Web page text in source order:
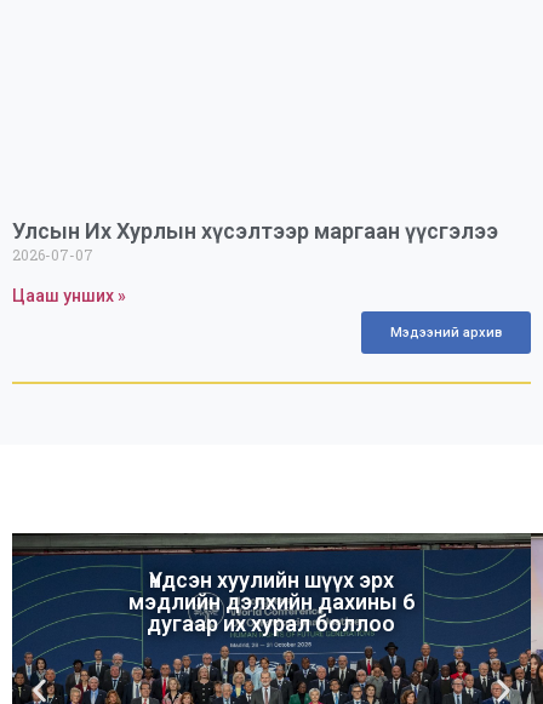
Улсын Их Хурлын хүсэлтээр маргаан үүсгэлээ
2026-07-07
Цааш унших »
Мэдээний архив
Үндсэн хуулийн шүүх эрх
мэдлийн дэлхийн дахины 6
дугаар их хурал боллоо